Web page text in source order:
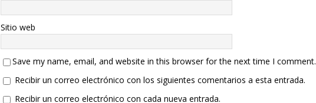
Sitio web
Save my name, email, and website in this browser for the next time I comment.
Recibir un correo electrónico con los siguientes comentarios a esta entrada.
Recibir un correo electrónico con cada nueva entrada.